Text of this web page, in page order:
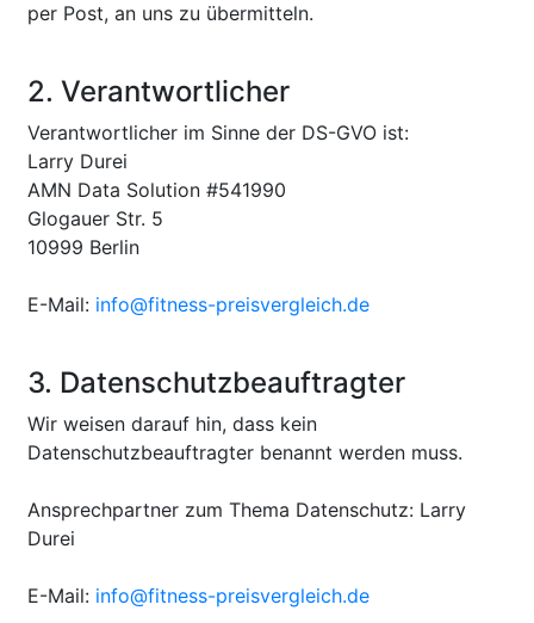
per Post, an uns zu übermitteln.
2. Verantwortlicher
Verantwortlicher im Sinne der DS-GVO ist:
Larry Durei
AMN Data Solution #541990
Glogauer Str. 5
10999 Berlin
E-Mail: info@fitness-preisvergleich.de
3. Datenschutzbeauftragter
Wir weisen darauf hin, dass kein
Datenschutzbeauftragter benannt werden muss.
Ansprechpartner zum Thema Datenschutz: Larry
Durei
E-Mail: info@fitness-preisvergleich.de